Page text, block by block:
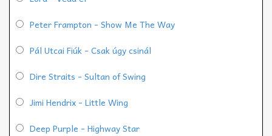
Peter Frampton - Show Me The Way
Pál Utcai Fiúk - Csak úgy csinál
Dire Straits - Sultan of Swing
Jimi Hendrix - Little Wing
Deep Purple - Highway Star